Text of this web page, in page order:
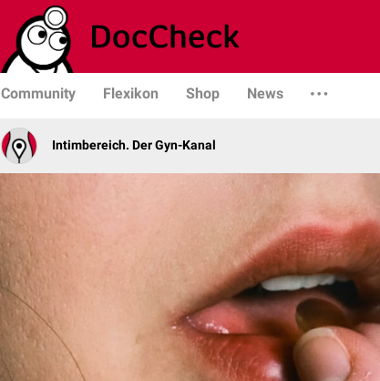
Community Flexikon Shop News
Intimbereich. Der Gyn-Kanal